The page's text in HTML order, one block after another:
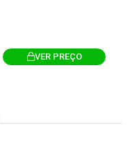
VER PREÇO